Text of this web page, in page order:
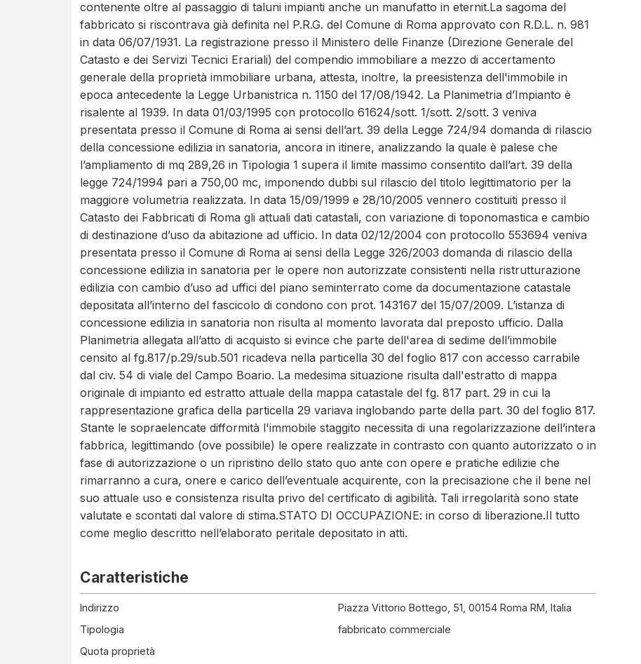
Caratteristiche
Indirizzo
Piazza Vittorio Bottego, 51, 00154 Roma RM, Italia
Tipologia
fabbricato commerciale
Quota proprietà